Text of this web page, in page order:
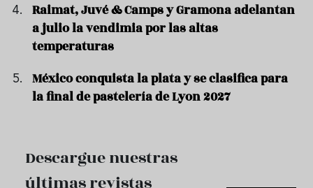
Raimat, Juvé & Camps y Gramona adelantan
a julio la vendimia por las altas
temperaturas
México conquista la plata y se clasifica para
la final de pastelería de Lyon 2027
Descargue nuestras